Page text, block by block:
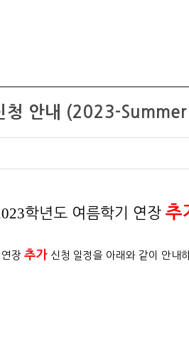
청 안내 (2023-
학년도 여름학기 연장 추
장 추가 신청 일정을 아래와 같이 안내